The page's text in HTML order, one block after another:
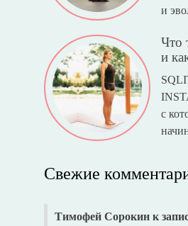
и
Что
и
с
Свежие
Тимофей Сорокинк